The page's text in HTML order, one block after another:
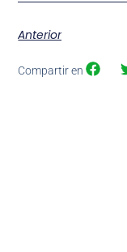
Anterior
Compartir en